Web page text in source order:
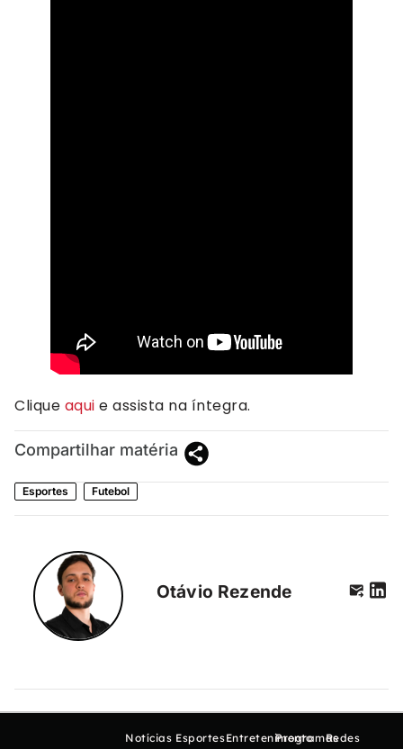
Clique aqui e assista na íntegra.
Compartilhar matéria
Esportes Futebol
Otávio Rezende
Notícias EsportesEntretenimento
ProgramasRedes